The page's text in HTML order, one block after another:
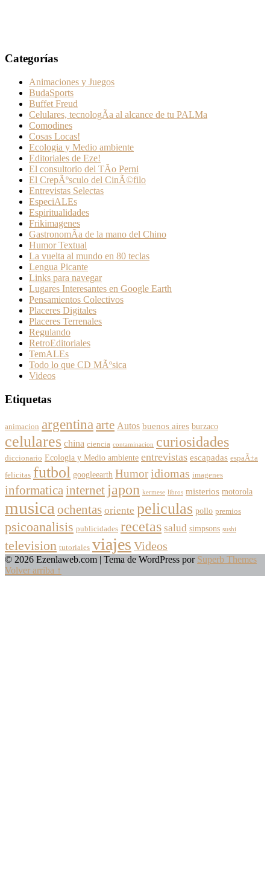
Categorías
Animaciones y Juegos
BudaSports
Buffet Freud
Celulares, tecnologÃ­a al alcance de tu PALMa
Comodines
Cosas Locas!
Ecologia y Medio ambiente
Editoriales de Eze!
El consultorio del TÃ­o Perni
El CrepÃºsculo del CinÃ©filo
Entrevistas Selectas
EspeciALEs
Espiritualidades
Frikimagenes
GastronomÃ­a de la mano del Chino
Humor Textual
La vuelta al mundo en 80 teclas
Lengua Picante
Links para navegar
Lugares Interesantes en Google Earth
Pensamientos Colectivos
Placeres Digitales
Placeres Terrenales
Regulando
RetroEditoriales
TemALEs
Todo lo que CD MÃºsica
Videos
Etiquetas
animacion argentinaarte Autos buenos aires burzaco
celulares china ciencia contaminacion curiosidades
diccionario Ecologia y Medio ambiente entrevistas escapadas espaÃ±a
felicitas futbol googleearth Humoridiomas imagenes
informaticainternet japon kermese libros misterios motorola
musica ochentas oriente peliculas pollo premios
psicoanalisis publicidades recetas salud simpsons sushi
television tutoriales viajes Videos
© 2026 Ezenlaweb.com | Tema de WordPress por Superb Themes
Volver arriba ↑